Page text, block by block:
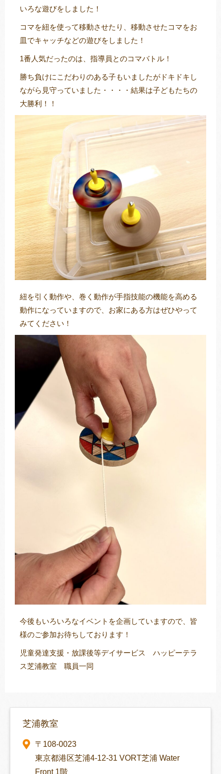
いろな遊びをしました！
コマを紐を使って移動させたり、移動させたコマをお
皿でキャッチなどの遊びをしました！
1番人気だったのは、指導員とのコマバトル！
勝ち負けにこだわりのある子もいましたがドキドキし
ながら見守っていました・・・・結果は子どもたちの
大勝利！！
紐を引く動作や、巻く動作が手指技能の機能を高める
動作になっていますので、お家にある方はぜひやって
みてください！
今後もいろいろなイベントを企画していますので、皆
様のご参加お待ちしております！
児童発達支援・放課後等デイサービス ハッピーテラ
ス芝浦教室 職員一同
芝浦教室
〒108-0023
東京都港区芝浦4-12-31 VORT芝浦 Water
Front 1階